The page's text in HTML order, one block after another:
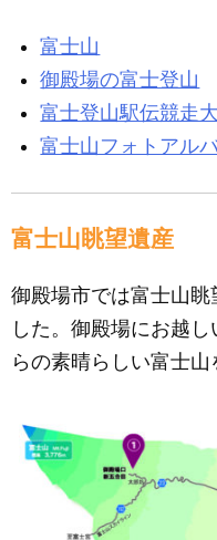
富士山
御殿場の富士登山
富士登山駅伝競走
富士山フォトアル
富士山眺望遺産
御殿場市では富士山眺
した。御殿場にお越
らの素晴らしい富士山